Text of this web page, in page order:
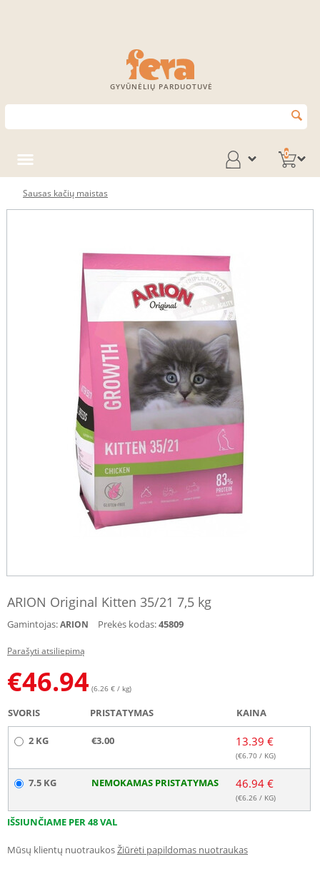
GYVŪNĖLIŲ PARDUOTUVĖ
0
Sausas kačių maistas
ARION Original Kitten 35/21 7,5 kg
Gamintojas:ARION Prekės kodas:45809
Parašyti atsiliepimą
€46.94 (6.26 € / kg)
SVORIS PRISTATYMAS KAINA
2 KG €3.00 13.39 €
(€6.70 / KG)
7.5 KG NEMOKAMAS PRISTATYMAS 46.94 €
(€6.26 / KG)
IŠSIUNČIAME PER 48 VAL
Mūsų klientų nuotraukosŽiūrėti papildomas nuotraukas